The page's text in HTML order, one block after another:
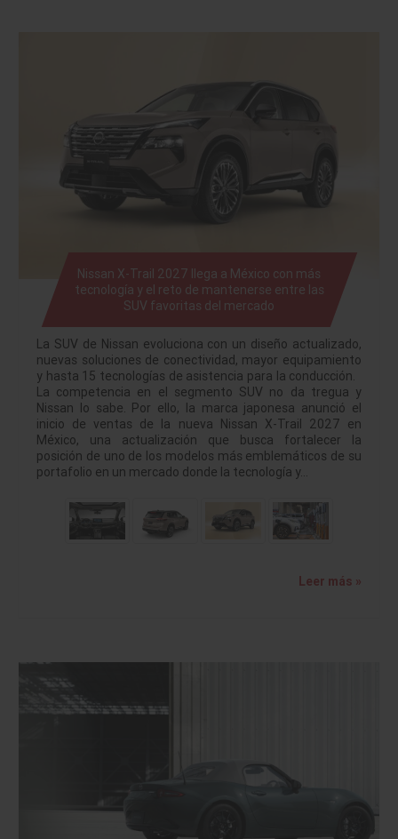
Nissan X-Trail 2027 llega a México con más
tecnología y el reto de mantenerse entre las
SUV favoritas del mercado
La SUV de Nissan evoluciona con un diseño actualizado,
nuevas soluciones de conectividad, mayor equipamiento
y hasta 15 tecnologías de asistencia para la conducción.
La competencia en el segmento SUV no da tregua y
Nissan lo sabe. Por ello, la marca japonesa anunció el
inicio de ventas de la nueva Nissan X-Trail 2027 en
México, una actualización que busca fortalecer la
posición de uno de los modelos más emblemáticos de su
portafolio en un mercado donde la tecnología y…
Leer más »